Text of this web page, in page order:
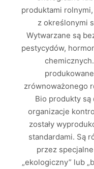
produktami
z określonymi
Wytwarzane są
pestycydów,
zrównoważonego
Bio produkty
organizacje
zostały
standardami. Są
przez
„ekologiczny” lub